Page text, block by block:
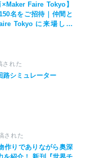
Faire Tokyo】
名をご招待｜仲間と
Tokyo に来場しよ
された
路シミュレーター
された
作りでありながら奥深